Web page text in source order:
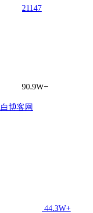
21147
90.9W+
44.3W+